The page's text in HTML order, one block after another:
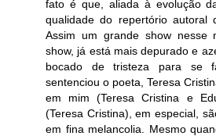
fato é que, aliada à evolução
qualidade do repertório autoral
Assim um grande show nesse
show, já está mais depurado e
bocado de tristeza para se
sentenciou o poeta, Teresa
em mim (Teresa Cristina e
(Teresa Cristina), em especial,
em fina melancolia. Mesmo